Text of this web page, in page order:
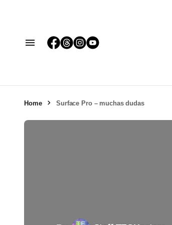
Home Surface Pro – muchas dudas